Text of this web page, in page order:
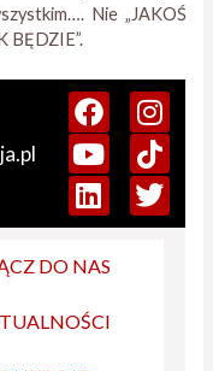
Nie „JAKOŚ
BĘDZIE”.